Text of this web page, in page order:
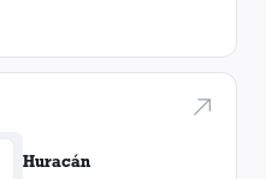
Huracán